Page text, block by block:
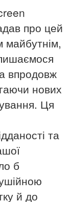
про цей
майбутнім,
впродовж
нових
Ця
та
б
й до